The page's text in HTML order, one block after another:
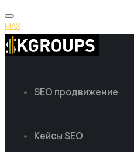
MAX
SEO продвижение
Кейсы SEO